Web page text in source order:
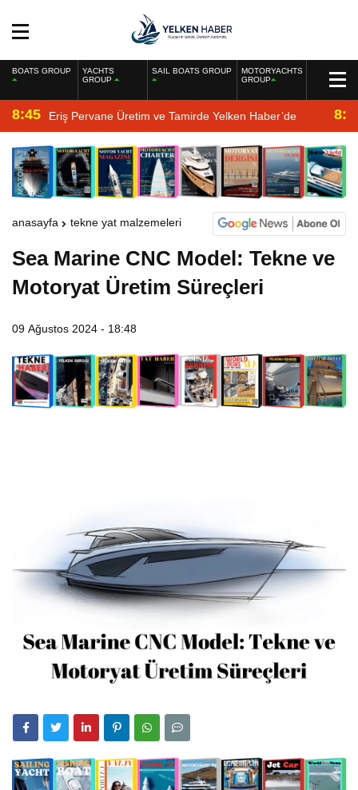
BOATS GROUP
YACHTS
GROUP
SAIL BOATS GROUP
MOTORYACHTS
GROUP
8:45 Eriş Pervane Üretim ve Tamirde Yelken Haber’de
anasayfa tekne yat malzemeleri
Sea Marine CNC Model: Tekne ve
Motoryat Üretim Süreçleri
09 Ağustos 2024 - 18:48